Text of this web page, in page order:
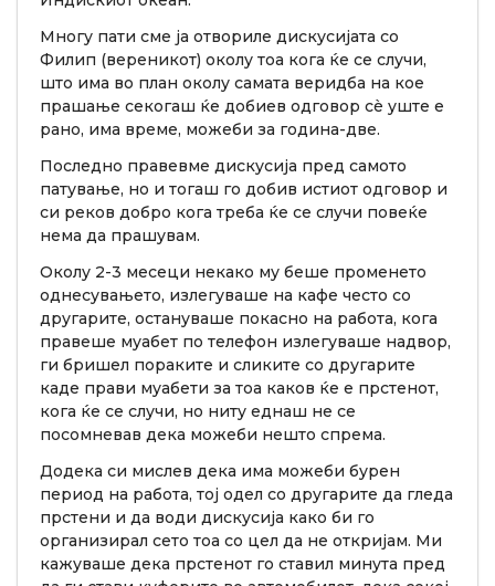
Многу пати сме ја отвориле дискусијата со
Филип (вереникот) околу тоа кога ќе се случи,
што има во план околу самата веридба на кое
прашање секогаш ќе добиев одговор сè уште е
рано, има време, можеби за година-две.
Последно правевме дискусија пред самото
патување, но и тогаш го добив истиот одговор и
си реков добро кога треба ќе се случи повеќе
нема да прашувам.
Околу 2-3 месеци некако му беше променето
однесувањето, излегуваше на кафе често со
другарите, остануваше покасно на работа, кога
правеше муабет по телефон излегуваше надвор,
ги бришел пораките и сликите со другарите
каде прави муабети за тоа каков ќе е прстенот,
кога ќе се случи, но ниту еднаш не се
посомневав дека можеби нешто спрема.
Додека си мислев дека има можеби бурен
период на работа, тој одел со другарите да гледа
прстени и да води дискусија како би го
организирал сето тоа со цел да не откријам. Ми
кажуваше дека прстенот го ставил минута пред